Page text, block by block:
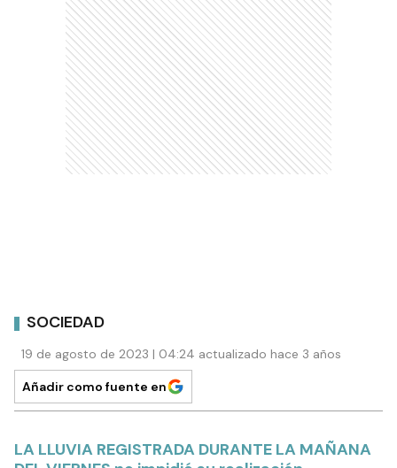
SOCIEDAD
19 de agosto de 2023 | 04:24 actualizado hace 3 años
Añadir como fuente en
LA LLUVIA REGISTRADA DURANTE LA MAÑANA